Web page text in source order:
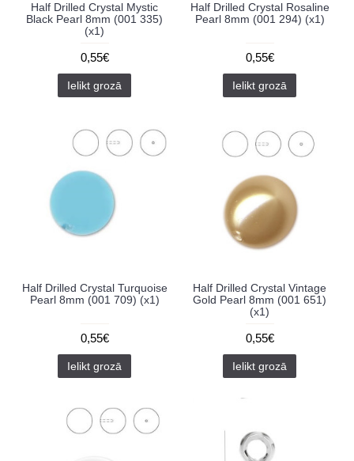
Half Drilled Crystal Mystic
Black Pearl 8mm (001 335)
(x1)
0,55€
Ielikt grozā
Half Drilled Crystal Rosaline
Pearl 8mm (001 294) (x1)
0,55€
Ielikt grozā
Half Drilled Crystal Turquoise
Pearl 8mm (001 709) (x1)
0,55€
Ielikt grozā
Half Drilled Crystal Vintage
Gold Pearl 8mm (001 651)
(x1)
0,55€
Ielikt grozā